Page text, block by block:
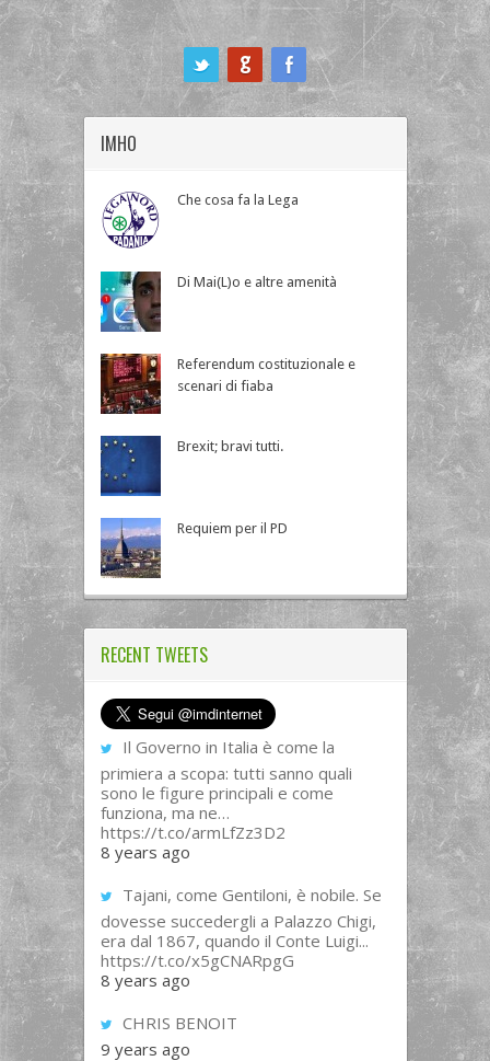
IMHO
Che cosa fa la Lega
Di Mai(L)o e altre amenità
Referendum costituzionale e
scenari di fiaba
Brexit; bravi tutti.
Requiem per il PD
RECENT TWEETS
Il Governo in Italia è come la
primiera a scopa: tutti sanno quali
sono le figure principali e come
funziona, ma ne…
https://t.co/armLfZz3D2
8 years ago
Tajani, come Gentiloni, è nobile. Se
dovesse succedergli a Palazzo Chigi,
era dal 1867, quando il Conte Luigi...
https://t.co/x5gCNARpgG
8 years ago
CHRIS BENOIT
9 years ago